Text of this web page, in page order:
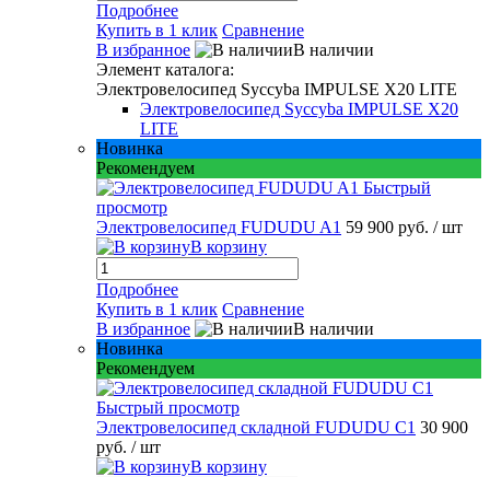
Подробнее
Купить в 1 клик Сравнение
В избранное
В наличии
Элемент каталога:
Электровелосипед Syccyba IMPULSE X20 LITE
Электровелосипед Syccyba IMPULSE X20
LITE
Новинка
Рекомендуем
Быстрый
просмотр
Электровелосипед FUDUDU A1 59 900 руб. / шт
В корзину
Подробнее
Купить в 1 клик Сравнение
В избранное
В наличии
Новинка
Рекомендуем
Быстрый просмотр
Электровелосипед складной FUDUDU C1 30 900
руб. / шт
В корзину